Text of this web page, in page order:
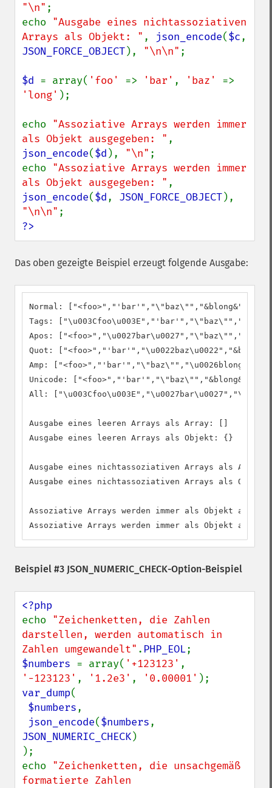
"\n" ;
echo "Ausgabe eines nichtassoziativen
Arrays als Objekt: " , json_encode($c
JSON_FORCE_OBJECT), "\n\n" ;
$d = array( 'foo' => 'bar' , 'baz'
'long' );
echo "Assoziative Arrays werden immer
als Objekt ausgegeben: "
json_encode($d ), "\n" ;
echo "Assoziative Arrays werden immer
als Objekt ausgegeben: "
json_encode($d, JSON_FORCE_OBJECT
"\n\n"
?>
Das oben gezeigte Beispiel erzeugt folgende Ausgabe:
Normal:
Tags:
Apos:
Quot:
Amp:
Unicode: ["<foo>","'bar'","\"baz\"","&blong&","é"]
All:
Ausgabe eines leeren Arrays als Array: []
Ausgabe eines leeren Arrays als Objekt: {}
Ausgabe eines nichtassoziativen Arrays als
Ausgabe eines nichtassoziativen Arrays als
Assoziative Arrays werden immer als Objekt
Assoziative Arrays werden immer als Objekt
Beispiel #3 JSON_NUMERIC_CHECK-Option-Beispiel
echo "Zeichenketten, die Zahlen
darstellen, werden automatisch in
Zahlen umgewandelt" . PHP_EOL
$numbers = array( '+123123'
'-123123' , '1.2e3' , '0.00001'
var_dump(
$numbers,
json_encode($numbers
JSON_NUMERIC_CHECK)
);
echo "Zeichenketten, die unsachgemäß
formatierte Zahlen